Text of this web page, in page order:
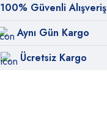
100% Güvenli Alışveriş
Aynı Gün Kargo
Ücretsiz Kargo